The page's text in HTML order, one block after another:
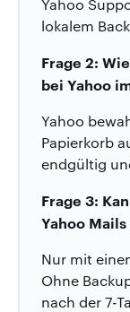
Yahoo
lokalem
Frage 2:
bei Yahoo
Yahoo
Papierkorb
endgültig
Frage 3:
Yahoo
Nur mit
Ohne
nach der 7-